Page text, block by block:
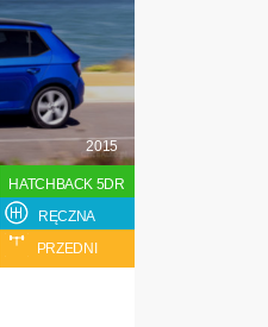
2015
HATCHBACK 5DR
RĘCZNA
PRZEDNI